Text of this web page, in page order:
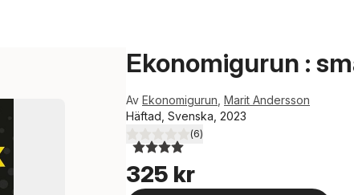
Ekonomigurun :
Av Ekonomigurun Marit Andersson
Häftad, Svenska, 2023
4,0utav 5 stjärnor. Totalt antal röster:
(6)
325 kr